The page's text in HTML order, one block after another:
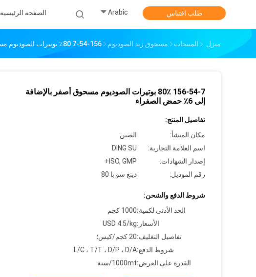
الصفحة الرئيسية Arabic طلب اقتباس
منزل المنتجات مسحوق زبد الصوديوم 156-54-7 80٪ بوتيرات الصوديوم مسحوق أصفر بالإضافة إلى 6٪ حمض الصفراء
156-54-7 80٪ بوتيرات الصوديوم مسحوق أصفر بالإضافة
إلى 6٪ حمض الصفراء
تفاصيل المنتج:
مكان المنشأ:
الصين
اسم العلامة التجارية:
DING SU
إصدار الشهادات:
ISO, GMP+
رقم الموديل:
دينغ سو با 80
شروط الدفع والشحن:
الحد الأدنى لكمية:1000 كجم
الأسعار:USD 4.5/kg
تفاصيل التغليف:20 كجم/كيس؛
شروط الدفع:L/C ، T/T ، D/P ، D/A
القدرة على العرض:1000mt/سنة